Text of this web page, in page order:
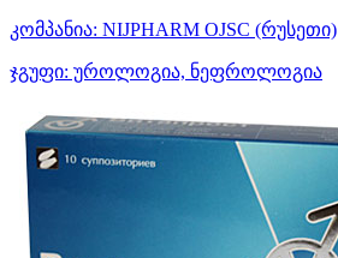
კომპანია: NIJPHARM OJSC (რუსეთი)
ჯგუფი: უროლოგია, ნეფროლოგია